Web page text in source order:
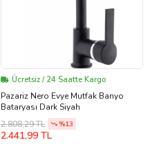
Ücretsiz / 24 Saatte Kargo
Pazariz Nero Evye Mutfak Banyo
Bataryası Dark Siyah
2.808,29 TL
%13
2.441,99 TL